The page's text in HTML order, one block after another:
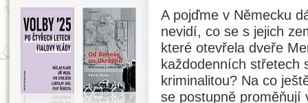
A pojďme v Německu
nevidí, co se s jejich
které otevřela dveře
každodenních střetech
kriminalitou? Na co
se postupně proměňují